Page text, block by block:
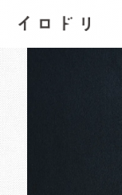
イロドリ